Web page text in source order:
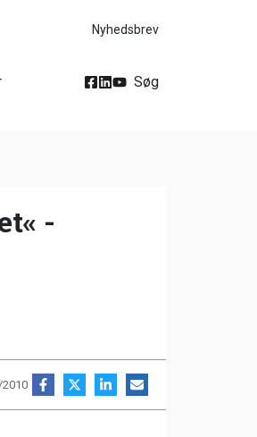
Nyhedsbrev
Søg
-